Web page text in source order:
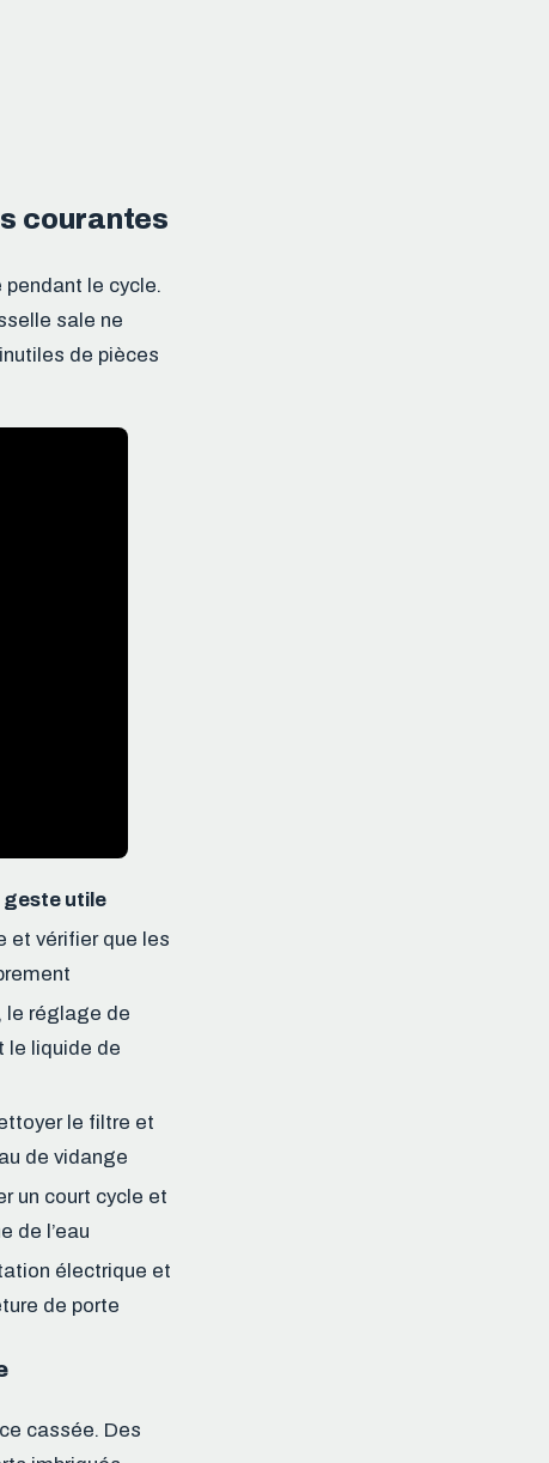
courantes
le cycle.
sale ne
de pièces
geste utile
et vérifier que les
le réglage de
le liquide de
le filtre et
de vidange
un court cycle et
de l’eau
électrique et
de porte
cassée. Des